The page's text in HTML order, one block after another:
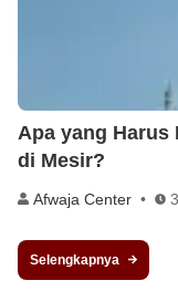
Apa yang Harus
di Mesir?
Afwaja Center
Selengkapnya